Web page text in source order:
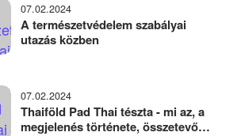
07.02.2024
A természetvédelem szabályai
utazás közben
07.02.2024
Thaiföld Pad Thai tészta - mi az, a
megjelenés története, összetevők